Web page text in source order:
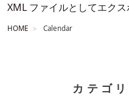
XML ファイルとしてエクス
HOME Calendar
カテゴ